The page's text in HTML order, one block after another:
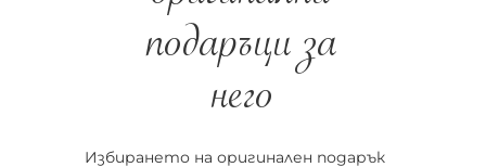
подаръци за
него
Избирането на оригинален подарък